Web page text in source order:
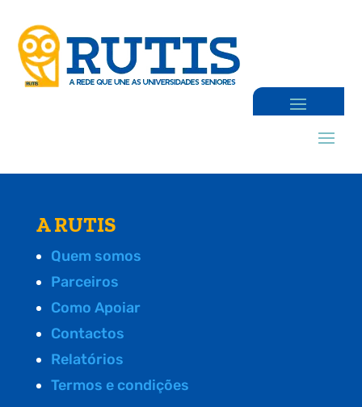
A RUTIS
Quem somos
Parceiros
Como Apoiar
Contactos
Relatórios
Termos e condições